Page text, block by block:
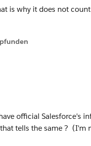
is why it does not
official Salesforce's
tells the same ? (I'm